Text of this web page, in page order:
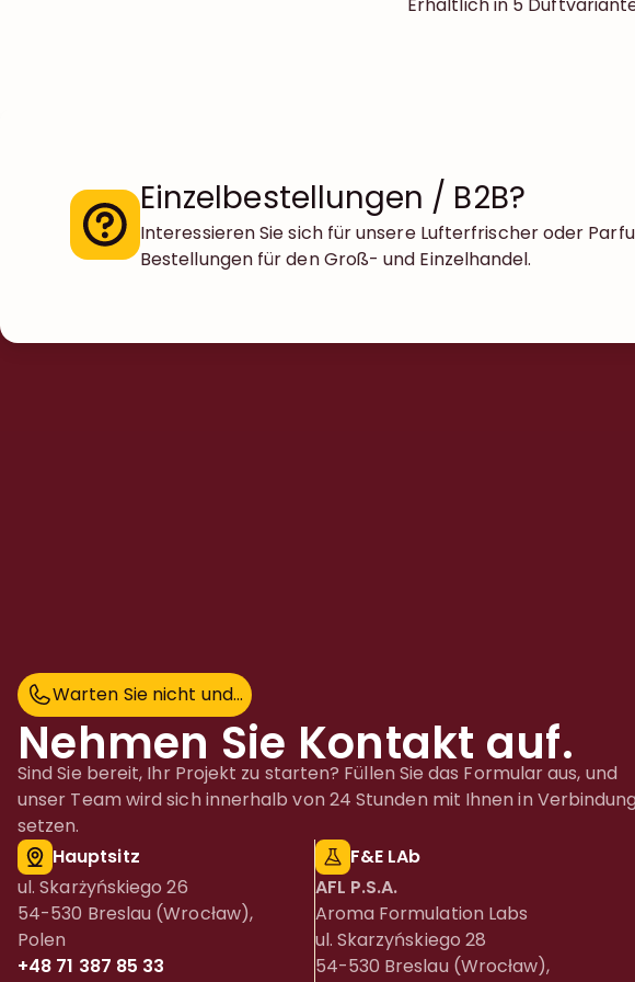
Einzelbestellungen / B2B?
Interessieren Sie sich für unsere Lufterfrischer oder
Bestellungen für den Groß- und Einzelhandel.
Warten Sie nicht und...
Warten Sie nicht und...
Nehmen Sie Kontakt auf.
Sind Sie bereit, Ihr Projekt zu starten? Füllen Sie das Formular aus, und
unser Team wird sich innerhalb von 24 Stunden mit Ihnen in Verbindung
setzen.
Hauptsitz
ul. Skarżyńskiego 26
54-530 Breslau (Wrocław),
Polen
+48 71 387 85 33
F&E LAb
AFL P.S.A.
Aroma Formulation Labs
ul. Skarzyńskiego 28
54-530 Breslau (Wrocław),